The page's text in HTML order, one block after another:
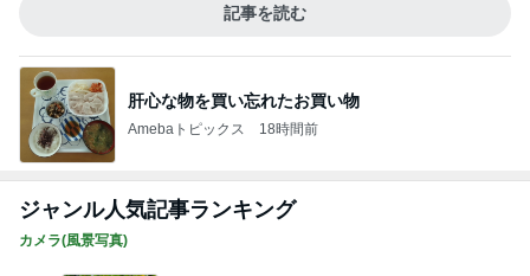
記事を読む
肝心な物を買い忘れたお買い物
Amebaトピックス 18時間前
ジャンル人気記事ランキング
カメラ(風景写真)